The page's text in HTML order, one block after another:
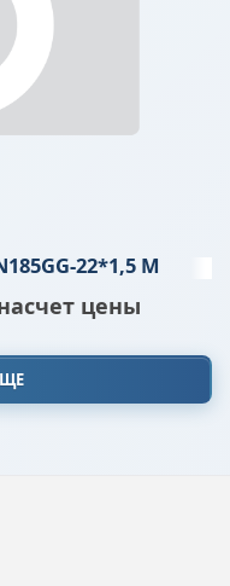
22*1,5 M
цены